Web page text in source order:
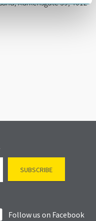
Markensgate 39, 4612
Follow us on Facebook